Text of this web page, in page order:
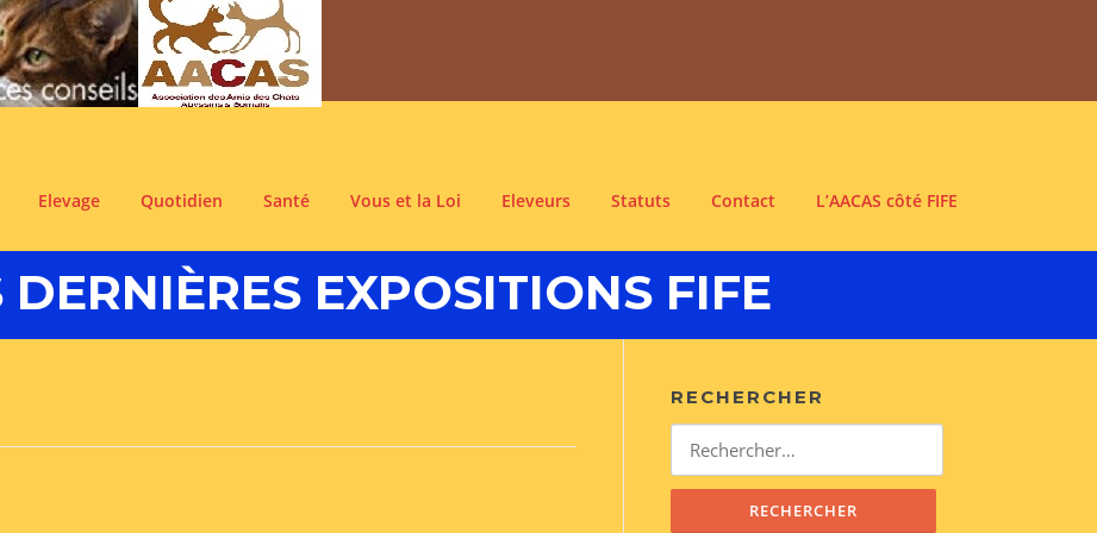
Elevage Quotidien Santé Vous et la Loi Eleveurs Statuts Contact L’AACAS côté FIFE
DERNIÈRES EXPOSITIONS FIFE
RECHERCHER
Rechercher :